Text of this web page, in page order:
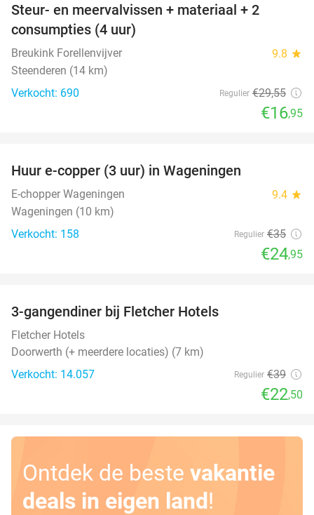
Steur- en meervalvissen + materiaal + 2
consumpties (4 uur)
Breukink Forellenvijver 9.8 star
Steenderen (14 km)
Verkocht: 690
Regulier €29,55
€16,95
Huur e-copper (3 uur) in Wageningen
E-chopper Wageningen 9.4 star
Wageningen (10 km)
Verkocht: 158
Regulier €35
€24,95
3-gangendiner bij Fletcher Hotels
Fletcher Hotels
Doorwerth (+ meerdere locaties) (7 km)
Verkocht: 14.057
Regulier €39
€22,50
Ontdek de beste vakantie
deals in eigen land!